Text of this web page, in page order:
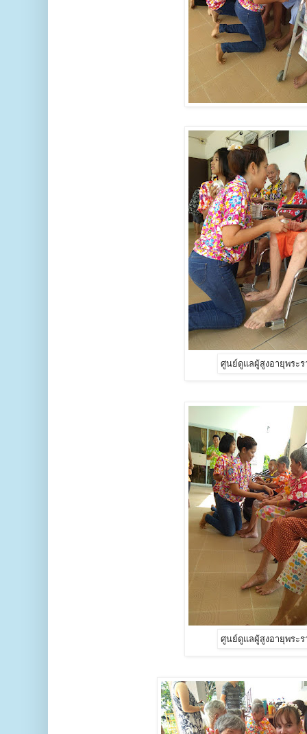
ศูนย์ดูแลผู้สูงอายุพระร
ศูนย์ดูแลผู้สูงอายุพระร